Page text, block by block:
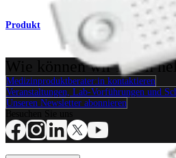
Produkt
Wie können wir Ihnen
Medizinproduktberater:in kontaktieren
Veranstaltungen, Lab-Vorführungen und
Unseren Newsletter abonnieren